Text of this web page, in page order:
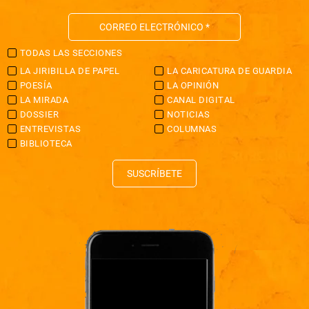
TODAS LAS SECCIONES
LA JIRIBILLA DE PAPEL
LA CARICATURA DE GUARDIA
POESÍA
LA OPINIÓN
LA MIRADA
CANAL DIGITAL
DOSSIER
NOTICIAS
ENTREVISTAS
COLUMNAS
BIBLIOTECA
SUSCRÍBETE